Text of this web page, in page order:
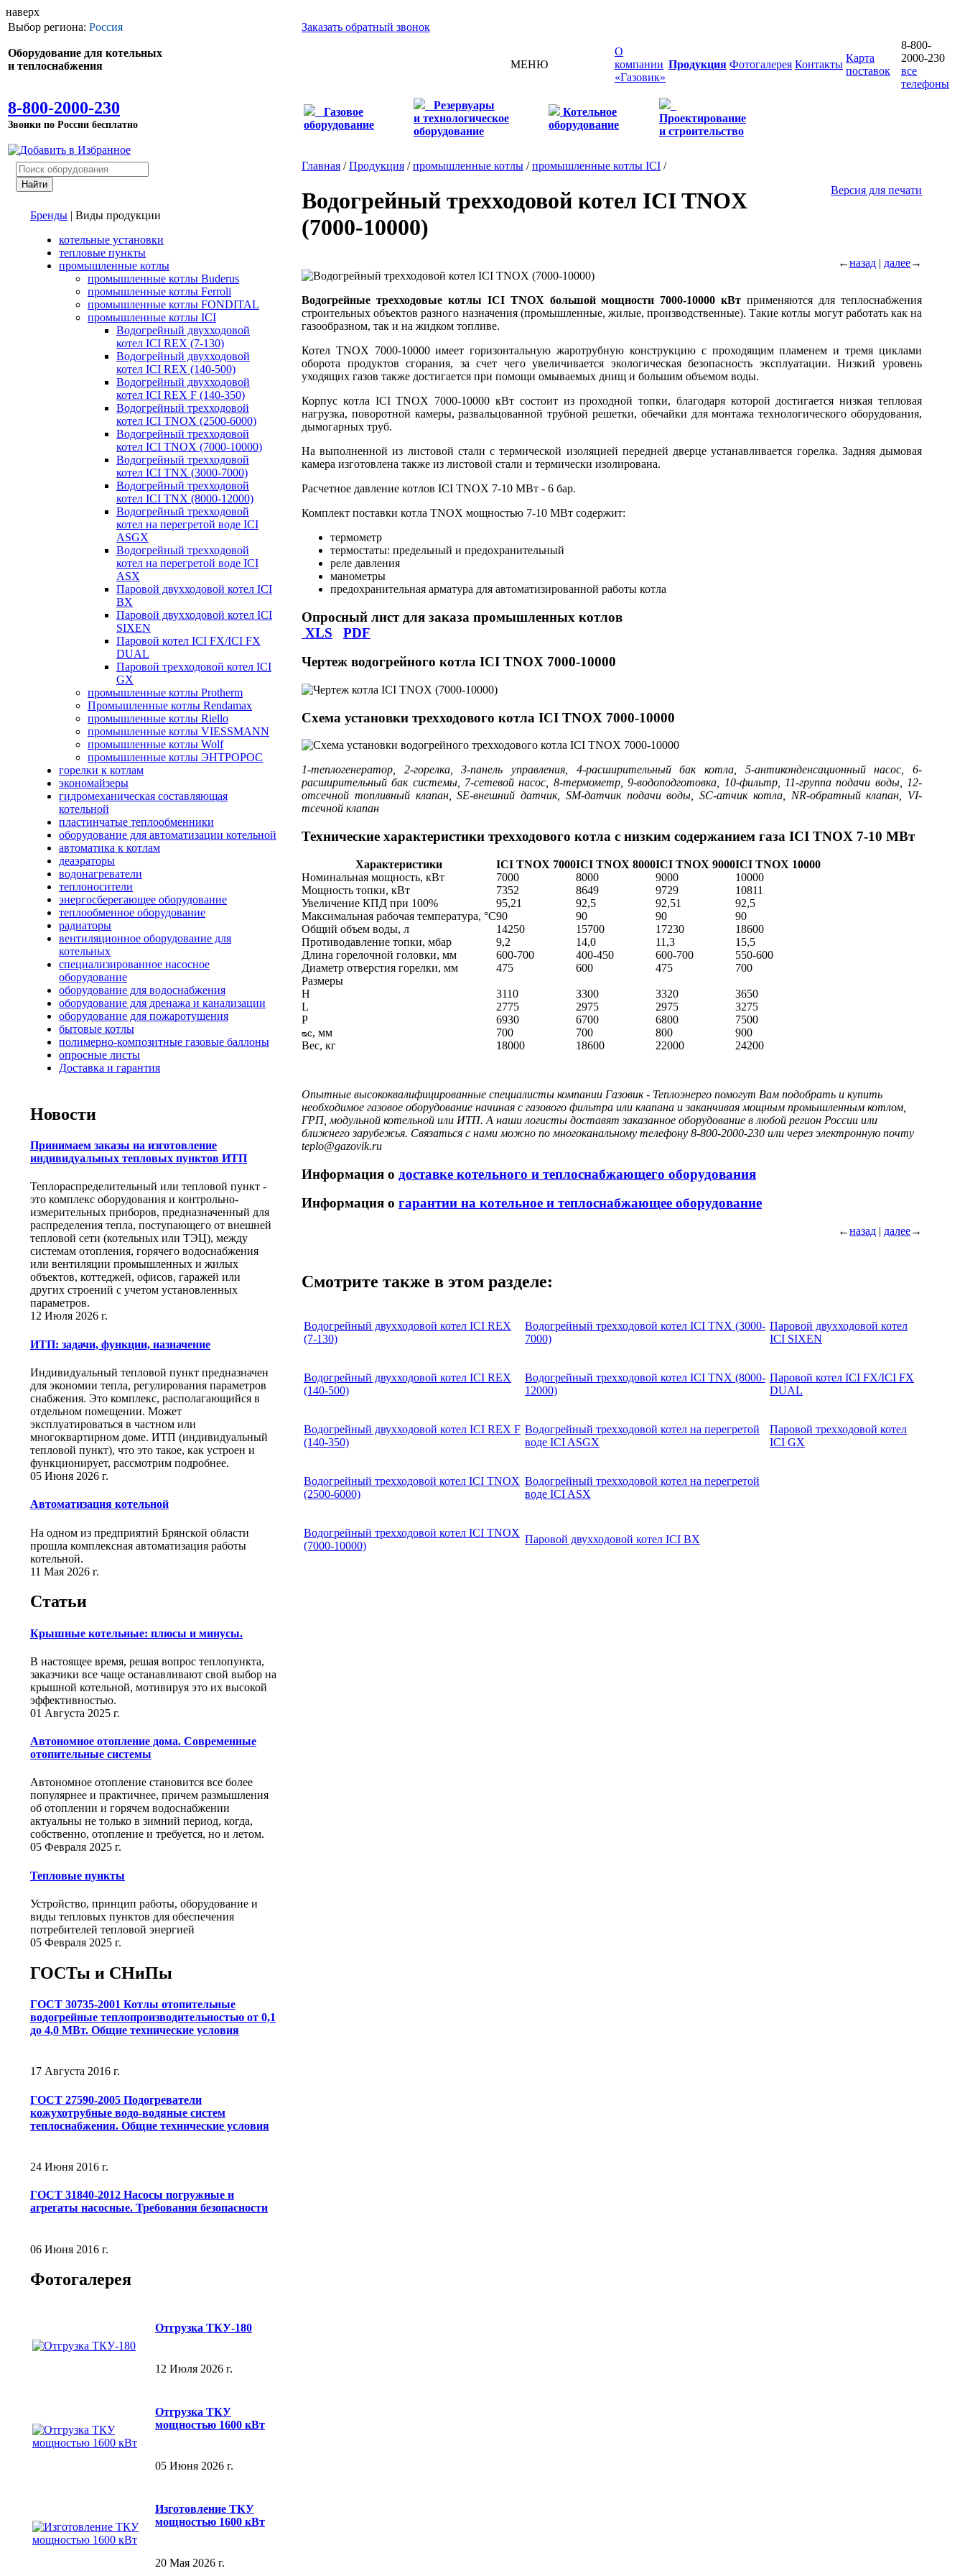
наверх
Выбор региона: Россия
Оборудование для котельных
и теплоснабжения
8-800-2000-230
Звонки по России бесплатно
Заказать обратный звонок
МЕНЮ
О
компании
«Газовик»
Продукция Фотогалерея Контакты
Карта
поставок
8-800-
2000-230
все
телефоны
Газовое
оборудование
Резервуары
и технологическое
оборудование
Котельное
оборудование
Проектирование
и строительство
Бренды | Виды продукции
котельные установки
тепловые пункты
промышленные котлы
промышленные котлы Buderus
промышленные котлы Ferroli
промышленные котлы FONDITAL
промышленные котлы ICI
Водогрейный двухходовой
котел ICI REX (7-130)
Водогрейный двухходовой
котел ICI REX (140-500)
Водогрейный двухходовой
котел ICI REX F (140-350)
Водогрейный трехходовой
котел ICI TNOX (2500-6000)
Водогрейный трехходовой
котел ICI TNOX (7000-10000)
Водогрейный трехходовой
котел ICI TNX (3000-7000)
Водогрейный трехходовой
котел ICI TNX (8000-12000)
Водогрейный трехходовой
котел на перегретой воде ICI
ASGX
Водогрейный трехходовой
котел на перегретой воде ICI
ASX
Паровой двухходовой котел ICI
BX
Паровой двухходовой котел ICI
SIXEN
Паровой котел ICI FX/ICI FX
DUAL
Паровой трехходовой котел ICI
GX
промышленные котлы Protherm
Промышленные котлы Rendamax
промышленные котлы Riello
промышленные котлы VIESSMANN
промышленные котлы Wolf
промышленные котлы ЭНТРОРОС
горелки к котлам
экономайзеры
гидромеханическая составляющая
котельной
пластинчатые теплообменники
оборудование для автоматизации котельной
автоматика к котлам
деаэраторы
водонагреватели
теплоносители
энергосберегающее оборудование
теплообменное оборудование
радиаторы
вентиляционное оборудование для
котельных
специализированное насосное
оборудование
оборудование для водоснабжения
оборудование для дренажа и канализации
оборудование для пожаротушения
бытовые котлы
полимерно-композитные газовые баллоны
опросные листы
Доставка и гарантия
Новости
Принимаем заказы на изготовление
индивидуальных тепловых пунктов ИТП
Теплораспределительный или тепловой пункт -
это комплекс оборудования и контрольно-
измерительных приборов, предназначенный для
распределения тепла, поступающего от внешней
тепловой сети (котельных или ТЭЦ), между
системам отопления, горячего водоснабжения
или вентиляции промышленных и жилых
объектов, коттеджей, офисов, гаражей или
других строений с учетом установленных
параметров.
12 Июля 2026 г.
ИТП: задачи, функции, назначение
Индивидуальный тепловой пункт предназначен
для экономии тепла, регулирования параметров
снабжения. Это комплекс, располагающийся в
отдельном помещении. Может
эксплуатироваться в частном или
многоквартирном доме. ИТП (индивидуальный
тепловой пункт), что это такое, как устроен и
функционирует, рассмотрим подробнее.
05 Июня 2026 г.
Автоматизация котельной
На одном из предприятий Брянской области
прошла комплексная автоматизация работы
котельной.
11 Мая 2026 г.
Статьи
Крышные котельные: плюсы и минусы.
В настоящее время, решая вопрос теплопункта,
заказчики все чаще останавливают свой выбор на
крышной котельной, мотивируя это их высокой
эффективностью.
01 Августа 2025 г.
Автономное отопление дома. Современные
отопительные системы
Автономное отопление становится все более
популярнее и практичнее, причем размышления
об отоплении и горячем водоснабжении
актуальны не только в зимний период, когда,
собственно, отопление и требуется, но и летом.
05 Февраля 2025 г.
Тепловые пункты
Устройство, принцип работы, оборудование и
виды тепловых пунктов для обеспечения
потребителей тепловой энергией
05 Февраля 2025 г.
ГОСТы и СНиПы
ГОСТ 30735-2001 Котлы отопительные
водогрейные теплопроизводительностью от 0,1
до 4,0 МВт. Общие технические условия
17 Августа 2016 г.
ГОСТ 27590-2005 Подогреватели
кожухотрубные водо-водяные систем
теплоснабжения. Общие технические условия
24 Июня 2016 г.
ГОСТ 31840-2012 Насосы погружные и
агрегаты насосные. Требования безопасности
06 Июня 2016 г.
Фотогалерея
Отгрузка ТКУ-180
12 Июля 2026 г.
Отгрузка ТКУ
мощностью 1600 кВт
05 Июня 2026 г.
Изготовление ТКУ
мощностью 1600 кВт
20 Мая 2026 г.
Главная /Продукция /промышленные котлы /промышленные котлы ICI /
Версия для печати
Водогрейный трехходовой котел ICI TNOX
(7000-10000)
←назад | далее→
Водогрейные трехходовые котлы ICI TNOX большой мощности 7000-10000 кВт применяются для теплоснабжения
строительных объектов разного назначения (промышленные, жилые, производственные). Такие котлы могут работать как на
газообразном, так и на жидком топливе.
Котел TNOX 7000-10000 имеет горизонтальную жаротрубную конструкцию с проходящим пламенем и тремя циклами
оборота продуктов сгорания, за счет чего увеличивается экологическая безопасность эксплуатации. Низкий уровень
уходящих газов также достигается при помощи омываемых днищ и большим объемом воды.
Корпус котла ICI TNOX 7000-10000 кВт состоит из проходной топки, благодаря которой достигается низкая тепловая
нагрузка, поворотной камеры, развальцованной трубной решетки, обечайки для монтажа технологического оборудования,
дымогарных труб.
На выполненной из листовой стали с термической изоляцией передней дверце устанавливается горелка. Задняя дымовая
камера изготовлена также из листовой стали и термически изолирована.
Расчетное давление котлов ICI TNOX 7-10 МВт - 6 бар.
Комплект поставки котла TNOX мощностью 7-10 МВт содержит:
термометр
термостаты: предельный и предохранительный
реле давления
манометры
предохранительная арматура для автоматизированной работы котла
Опросный лист для заказа промышленных котлов
XLS
PDF
Чертеж водогрейного котла ICI TNOX 7000-10000
Схема установки трехходового котла ICI TNOX 7000-10000
1-теплогенератор, 2-горелка, 3-панель управления, 4-расширительный бак котла, 5-антиконденсационный насос, 6-
расширительный бак системы, 7-сетевой насос, 8-термометр, 9-водоподготовка, 10-фильтр, 11-группа подачи воды, 12-
отсечной топливный клапан, SE-внешний датчик, SM-датчик подачи воды, SC-атчик котла, NR-обратный клапан, VI-
тсечной клапан
Технические характеристики трехходового котла c низким содержанием газа ICI TNOX 7-10 МВт
Характеристики ICI TNOX 7000ICI TNOX 8000ICI TNOX 9000ICI TNOX 10000
Номинальная мощность, кВт
7000 8000 9000
10000
Мощность топки, кВт
7352 8649 9729
10811
Увеличение КПД при 100%
95,21 92,5 92,51
92,5
Максимальная рабочая температура, °C90 90 90
90
Общий объем воды, л
14250 15700 17230
18600
Противодавление топки, мбар
9,2 14,0 11,3
15,5
Длина горелочной головки, мм
600-700 400-450 600-700
550-600
Диаметр отверстия горелки, мм
475 600 475
700
Размеры
H
3110 3300 3320
3650
L
2775 2975 2975
3275
P
6930 6700 6800 7500
ᴓc, мм 700 700 800
900
Вес, кг
18000 18600 22000 24200
Опытные высококвалифицированные специалисты компании Газовик - Теплоэнерго помогут Вам подобрать и купить
необходимое газовое оборудование начиная с газового фильтра или клапана и заканчивая мощным промышленным котлом,
ГРП, модульной котельной или ИТП. А наши логисты доставят заказанное оборудование в любой регион России или
ближнего зарубежья. Связаться с нами можно по многоканальному телефону 8-800-2000-230 или через электронную почту
teplo@gazovik.ru
Информация о доставке котельного и теплоснабжающего оборудования
Информация о гарантии на котельное и теплоснабжающее оборудование
←назад | далее→
Смотрите также в этом разделе:
Водогрейный двухходовой котел ICI REX
(7-130)
Водогрейный трехходовой котел ICI TNX (3000-
7000)
Паровой двухходовой котел
ICI SIXEN
Водогрейный двухходовой котел ICI REX
(140-500)
Водогрейный трехходовой котел ICI TNX (8000-
12000)
Паровой котел ICI FX/ICI FX
DUAL
Водогрейный двухходовой котел ICI REX F
(140-350)
Водогрейный трехходовой котел на перегретой
воде ICI ASGX
Паровой трехходовой котел
ICI GX
Водогрейный трехходовой котел ICI TNOX
(2500-6000)
Водогрейный трехходовой котел на перегретой
воде ICI ASX
Водогрейный трехходовой котел ICI TNOX
(7000-10000)
Паровой двухходовой котел ICI BX